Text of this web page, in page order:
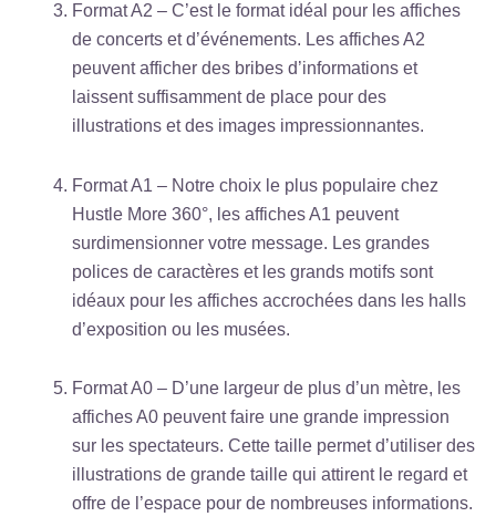
Format A2 – C’est le format idéal pour les affiches
de concerts et d’événements. Les affiches A2
peuvent afficher des bribes d’informations et
laissent suffisamment de place pour des
illustrations et des images impressionnantes.
Format A1 – Notre choix le plus populaire chez
Hustle More 360°, les affiches A1 peuvent
surdimensionner votre message. Les grandes
polices de caractères et les grands motifs sont
idéaux pour les affiches accrochées dans les halls
d’exposition ou les musées.
Format A0 – D’une largeur de plus d’un mètre, les
affiches A0 peuvent faire une grande impression
sur les spectateurs. Cette taille permet d’utiliser des
illustrations de grande taille qui attirent le regard et
offre de l’espace pour de nombreuses informations.